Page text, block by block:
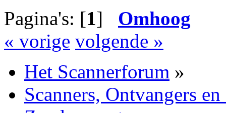
Pagina's: [1] Omhoog
« vorige volgende »
Het Scannerforum »
Scanners, Ontvangers